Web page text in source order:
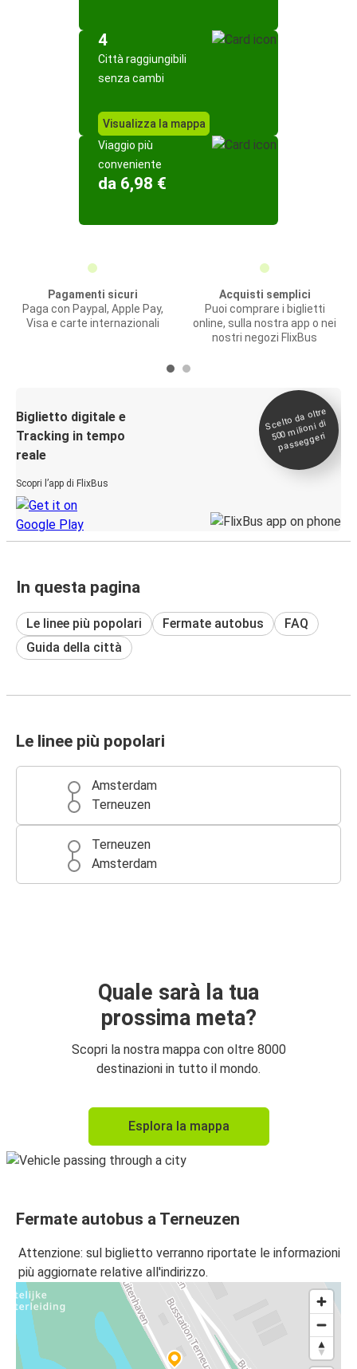
4
Città raggiungibili
senza cambi
Visualizza la mappa
Viaggio più
conveniente
da 6,98 €
Pagamenti sicuri
Paga con Paypal, Apple Pay,
Visa e carte internazionali
Acquisti semplici
Puoi comprare i biglietti
online, sulla nostra app o nei
nostri negozi FlixBus
Biglietto digitale e
Tracking in tempo
reale
Scopri l’app di FlixBus
Scelto da oltre
500
milioni di
passeggeri
In questa pagina
Le linee più popolari Fermate autobus
FAQ
Guida della città
Le linee più popolari
Amsterdam
Terneuzen
Terneuzen
Amsterdam
Quale sarà la tua
prossima meta?
Scopri la nostra mappa con oltre 8000
destinazioni in tutto il mondo.
Esplora la mappa
Fermate autobus a Terneuzen
Attenzione: sul biglietto verranno riportate le informazioni
più aggiornate relative all'indirizzo.